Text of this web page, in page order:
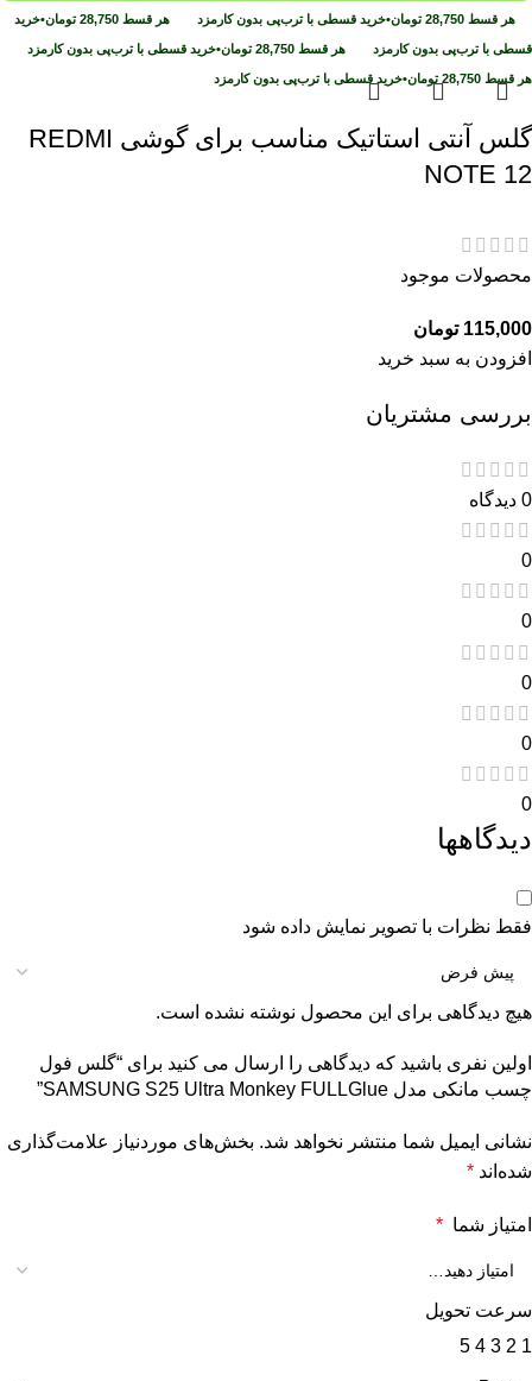
هر قسط 28,750 تومان•خرید قسطی با ترب‌پی بدون کارمزد هر قسط 28,750 تومان•خرید
قسطی با ترب‌پی بدون کارمزد هر قسط 28,750 تومان•خرید قسطی با ترب‌پی بدون کارمزد
هر قسط 28,750 تومان•خرید قسطی با ترب‌پی بدون کارمزد
گلس آنتی استاتیک مناسب برای گوشی REDMI
NOTE 12
محصولات موجود
115,000 تومان
افزودن به سبد خرید
بررسی مشتریان
0 دیدگاه
0
0
0
0
0
دیدگاهها
فقط نظرات با تصویر نمایش داده شود
هیچ دیدگاهی برای این محصول نوشته نشده است.
اولین نفری باشید که دیدگاهی را ارسال می کنید برای “گلس فول
چسب مانکی مدل SAMSUNG S25 Ultra Monkey FULLGlue”
نشانی ایمیل شما منتشر نخواهد شد. بخش‌های موردنیاز علامت‌گذاری
شده‌اند *
امتیاز شما *
سرعت تحویل
1
2
3
4
5